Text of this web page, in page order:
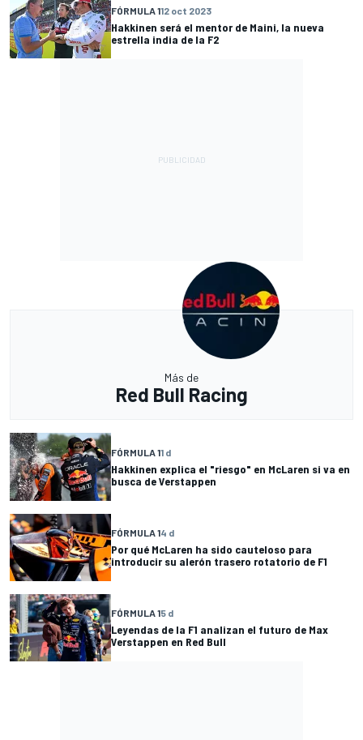
FÓRMULA 112 oct 2023
Hakkinen será el mentor de Maini, la nueva
estrella india de la F2
Más de
Red Bull Racing
FÓRMULA 11 d
Hakkinen explica el "riesgo" en McLaren si va en
busca de Verstappen
FÓRMULA 14 d
Por qué McLaren ha sido cauteloso para
introducir su alerón trasero rotatorio de F1
FÓRMULA 15 d
Leyendas de la F1 analizan el futuro de Max
Verstappen en Red Bull